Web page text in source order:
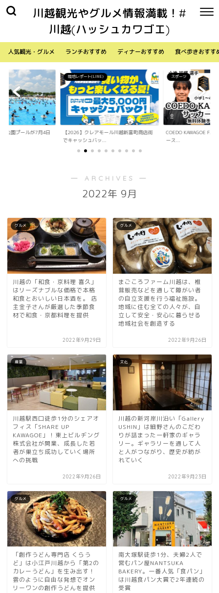
川越観光やグルメ情報満載！#
川越(ハッシュカワゴエ)
人気観光・グルメ ランチおすすめ ディナーおすすめ 食べ歩きおすす
公園プールが7月4日
現地レポート(LINE)
【2026】クレアモール川越新富町商店街
でキャッシュバッ...
スポーツ
COEDO KAWAGOE F.C
ース...
― ARCHIVES ―
2022年 9月
グルメ
川越の「和食・京料理 喜久」
はリーズナブルな価格で本格
和食とおいしい日本酒を。 店
主金子さんが厳選した季節食
材で和食・京都料理を提供
2022年9月29日
グルメ
まごころファーム川越は、椎
茸販売などを通して障がい者
の自立支援を行う福祉施設。
地域に住む全ての人々が、自
立して安全・安心に暮らせる
地域社会を創造する
2022年9月26日
産業
川越駅西口徒歩1分のシェアオ
フィス「SHARE UP
KAWAGOE」！東上ビルヂング
株式会社が開業、成長した若
者が巣立ち成功していく場所
への挑戦
2022年9月26日
文化
川越の新河岸川沿い「Gallery
USHIN」は細野さんのこだわ
りが詰まった一軒家のギャラ
リー。ギャラリーを通して人
と人がつながり、歴史が紡が
れていく
2022年9月23日
グルメ
「創作うどん専門店 くらう
ど」は小江戸川越から「第2の
カレーうどん」を生み出す！
雲のように自由な発想でオン
リーワンの創作うどんを提供
グルメ
南大塚駅徒歩1分、夫婦2人で
営むパン屋NANTSUKA
BAKERY。一番人気「食パン」
は川越食パン大賞で2年連続の
受賞